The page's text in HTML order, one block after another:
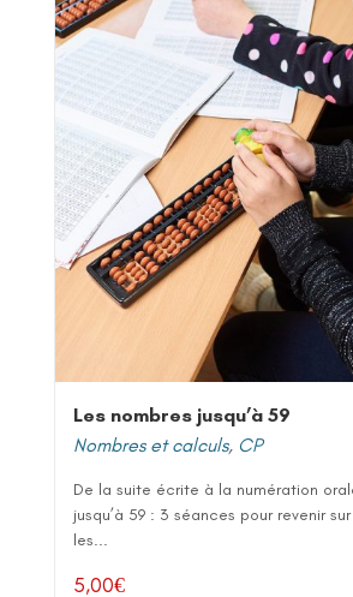
Les nombres jusqu’à 59
Nombres et calculs, CP
De la suite écrite à la numération
jusqu’à 59 : 3 séances pour revenir
les...
5,00€